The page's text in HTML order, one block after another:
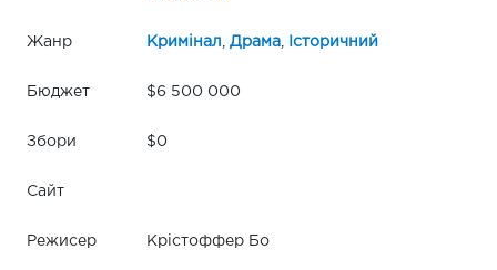
Жанр Кримінал Драма, Історичний
Бюджет $6 500 000
Збори $0
Сайт
Режисер Крістоффер Бо